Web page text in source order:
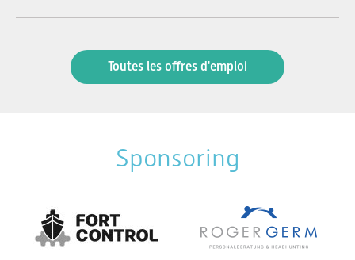
Toutes les offres d'emploi
Sponsoring